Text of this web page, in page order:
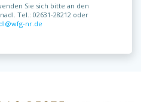
Sie sich bitte an den
Tel.: 02631-28212 oder
nr.de